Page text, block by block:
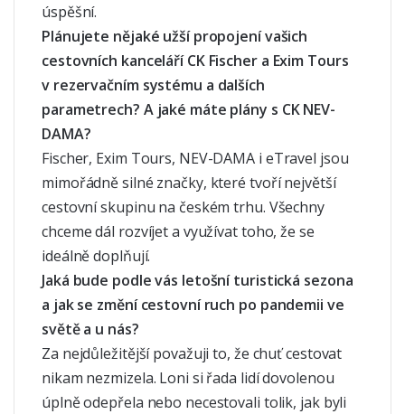
úspěšní.
Plánujete nějaké užší propojení vašich
cestovních kanceláří CK Fischer a Exim Tours
v rezervačním systému a dalších
parametrech? A jaké máte plány s CK NEV-
DAMA?
Fischer, Exim Tours, NEV-DAMA i eTravel jsou
mimořádně silné značky, které tvoří největší
cestovní skupinu na českém trhu. Všechny
chceme dál rozvíjet a využívat toho, že se
ideálně doplňují.
Jaká bude podle vás letošní turistická sezona
a jak se změní cestovní ruch po pandemii ve
světě a u nás?
Za nejdůležitější považuji to, že chuť cestovat
nikam nezmizela. Loni si řada lidí dovolenou
úplně odepřela nebo necestovali tolik, jak byli